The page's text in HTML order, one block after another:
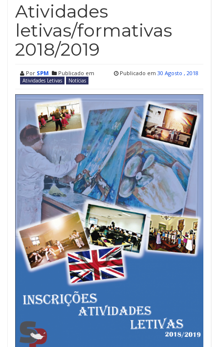
Atividades
letivas/formativas
2018/2019
Por SPM Publicado em
Atividades Letivas Notícias
Publicado em 30 Agosto , 2018